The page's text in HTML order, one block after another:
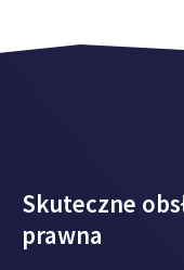
Skuteczne
prawna